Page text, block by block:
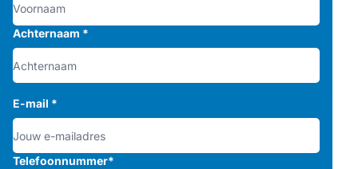
Achternaam *
E-mail *
Telefoonnummer*